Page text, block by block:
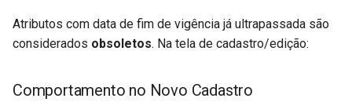
Atributos com data de fim de vigência já ultrapassada são
considerados obsoletos. Na tela de cadastro/edição:
Comportamento no Novo Cadastro